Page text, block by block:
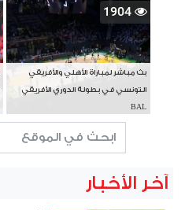
1904
بث مباشر لمباراة الأهلي والأفريقي
التونسي في بطولة الدوري الأفريقي
BAL
آخر الأخبار